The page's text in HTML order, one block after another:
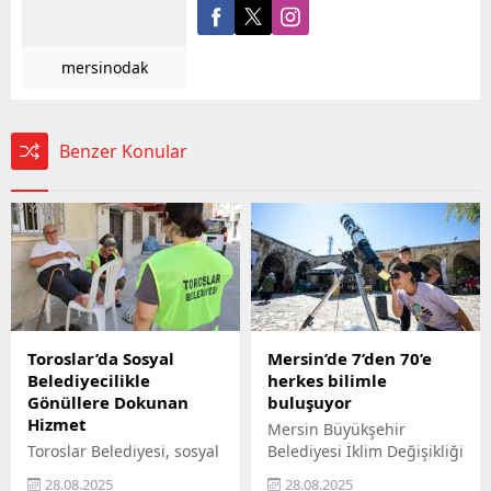
mersinodak
Benzer Konular
Toroslar’da Sosyal
Belediyecilikle
Gönüllere Dokunan
Hizmet
Toroslar Belediyesi, sosyal
belediyecilik anlayışıyla
28.08.2025
Mersin’de 7’den 70’e
herkes bilimle
buluşuyor
Mersin Büyükşehir
Belediyesi İklim Değişikliği
ve Sıfır Atık Dairesi
28.08.2025